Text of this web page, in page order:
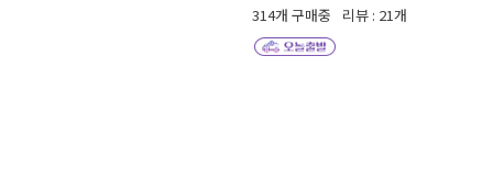
314개 구매중 리뷰 : 21개